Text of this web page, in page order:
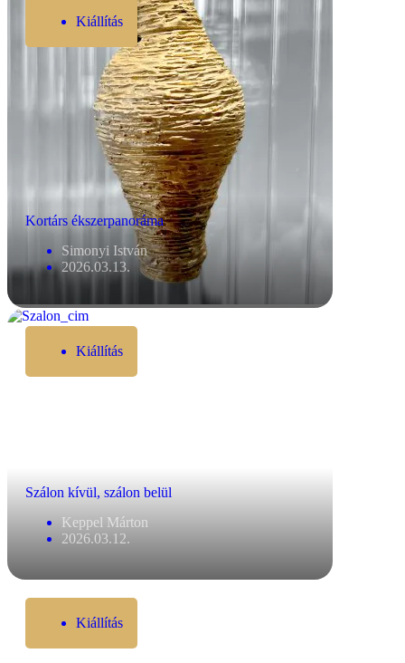
Kiállítás
Kortárs ékszerpanoráma
Simonyi István
2026.03.13.
Kiállítás
Szálon kívül, szálon belül
Keppel Márton
2026.03.12.
Kiállítás